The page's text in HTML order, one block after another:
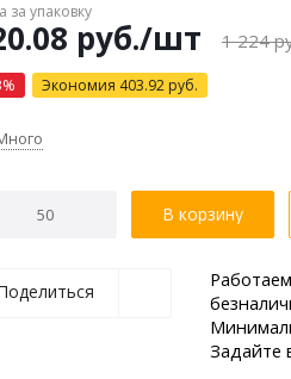
за упаковку
руб./шт 1 224
% Экономия 403.92 руб.
В корзину
Задайте